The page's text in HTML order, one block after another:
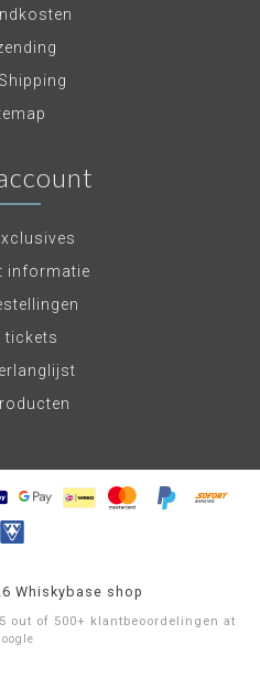
informatie
tickets
Whiskybase shop
5 out of 500+ klantbeoordelingen at